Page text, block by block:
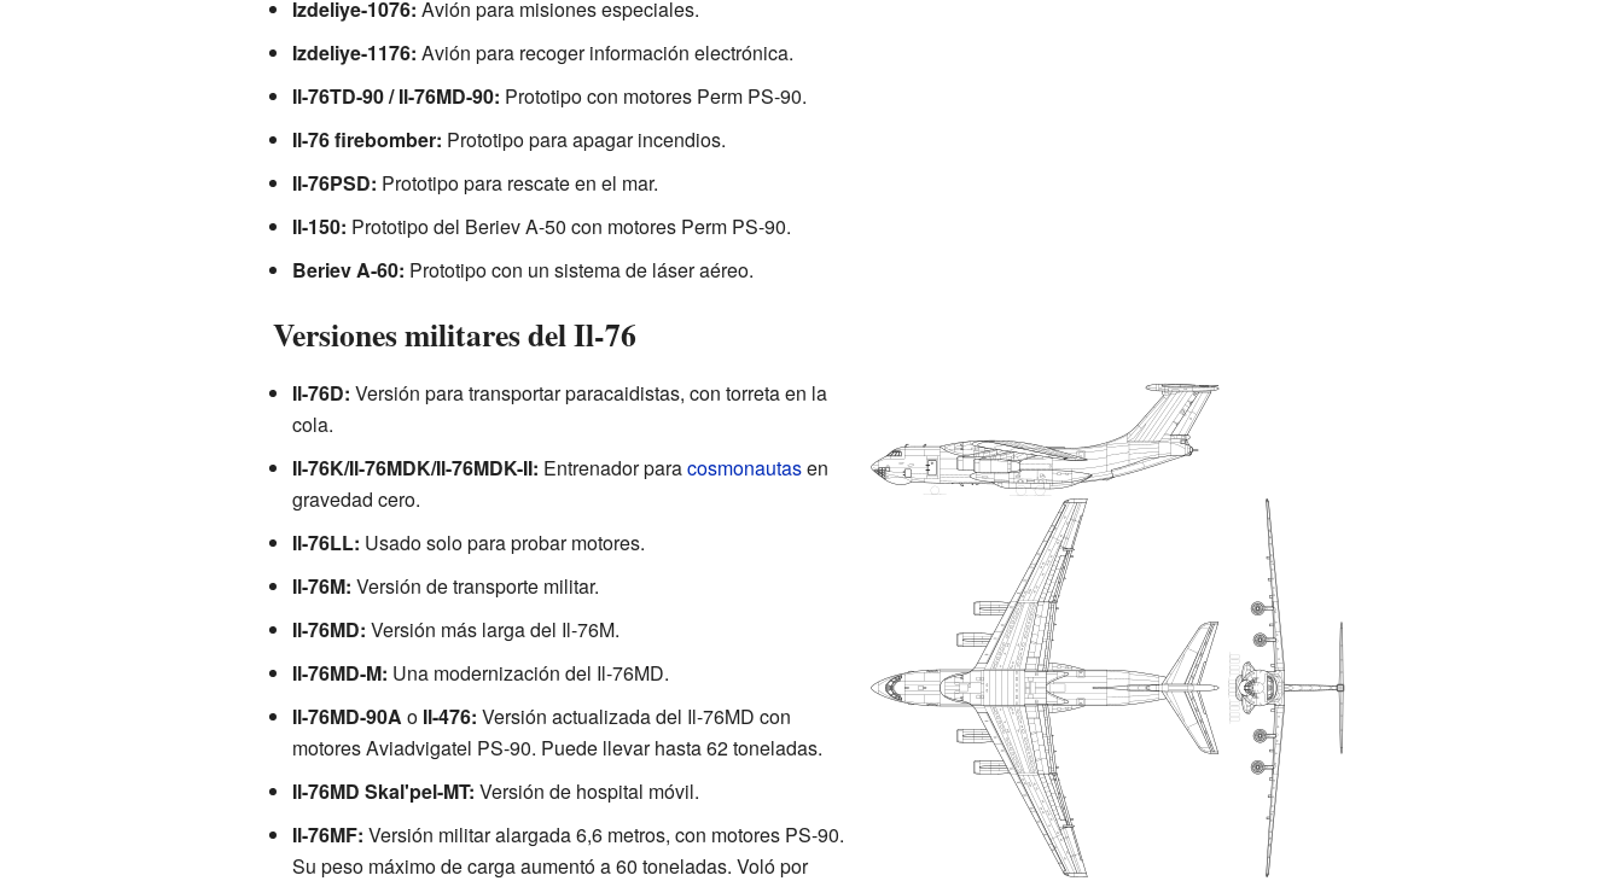
Izdeliye-1076: Avión para misiones especiales.
Izdeliye-1176: Avión para recoger información electrónica.
Il-76TD-90 / Il-76MD-90: Prototipo con motores Perm PS-90.
Il-76 firebomber: Prototipo para apagar incendios.
Il-76PSD: Prototipo para rescate en el mar.
Il-150: Prototipo del Beriev A-50 con motores Perm PS-90.
Beriev A-60: Prototipo con un sistema de láser aéreo.
Versiones militares del Il-76
Il-76D: Versión para transportar paracaidistas, con torreta en la
cola.
Il-76K/Il-76MDK/Il-76MDK-II: Entrenador paracosmonautasen
gravedad cero.
Il-76LL: Usado solo para probar motores.
Il-76M: Versión de transporte militar.
Il-76MD: Versión más larga del Il-76M.
Il-76MD-M: Una modernización del Il-76MD.
Il-76MD-90A o Il-476: Versión actualizada del Il-76MD con
motores Aviadvigatel PS-90. Puede llevar hasta 62 toneladas.
Il-76MD Skal'pel-MT: Versión de hospital móvil.
Il-76MF: Versión militar alargada 6,6 metros, con motores PS-90.
Su peso máximo de carga aumentó a 60 toneladas. Voló por